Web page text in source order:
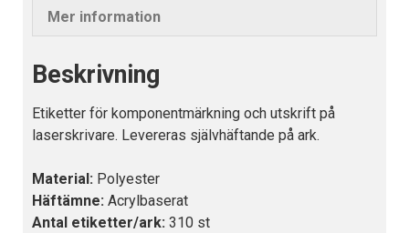
Mer information
Beskrivning
Etiketter för komponentmärkning och utskrift på
laserskrivare. Levereras självhäftande på ark.
Material: Polyester
Häftämne: Acrylbaserat
Antal etiketter/ark: 310 st